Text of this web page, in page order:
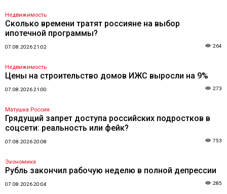
Недвижимость
Сколько времени тратят россияне на выбор
ипотечной программы?
07.08.2026 21:02 264
Недвижимость
Цены на строительство домов ИЖС выросли на 9%
07.08.2026 21:00 273
Матушка Россия
Грядущий запрет доступа российских подростков в
соцсети: реальность или фейк?
07.08.2026 20:08 753
Экономика
Рубль закончил рабочую неделю в полной депрессии
07.08.2026 20:04 285